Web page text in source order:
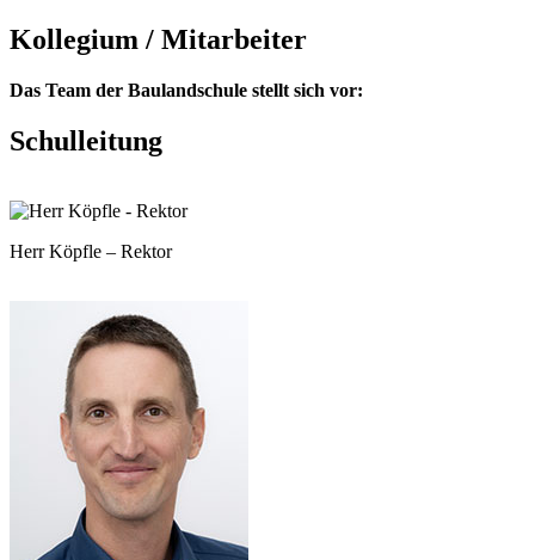
Kollegium / Mitarbeiter
Das Team der Baulandschule stellt sich vor:
Schulleitung
Herr Köpfle – Rektor